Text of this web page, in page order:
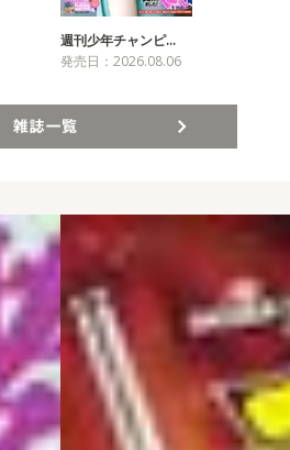
週刊少年チャンピ…
発売日：2026.08.06